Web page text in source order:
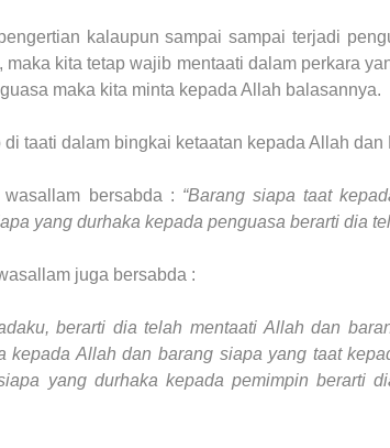
kalaupun sampai sampai terjadi
kita tetap wajib mentaati dalam perkara
maka kita minta kepada Allah balasannya.
taati dalam bingkai ketaatan kepada Allah dan
bersabda : “Barang siapa taat
yang durhaka kepada penguasa berarti dia
juga bersabda :
berarti dia telah mentaati Allah dan
kepada Allah dan barang siapa yang taat
yang durhaka kepada pemimpin berarti